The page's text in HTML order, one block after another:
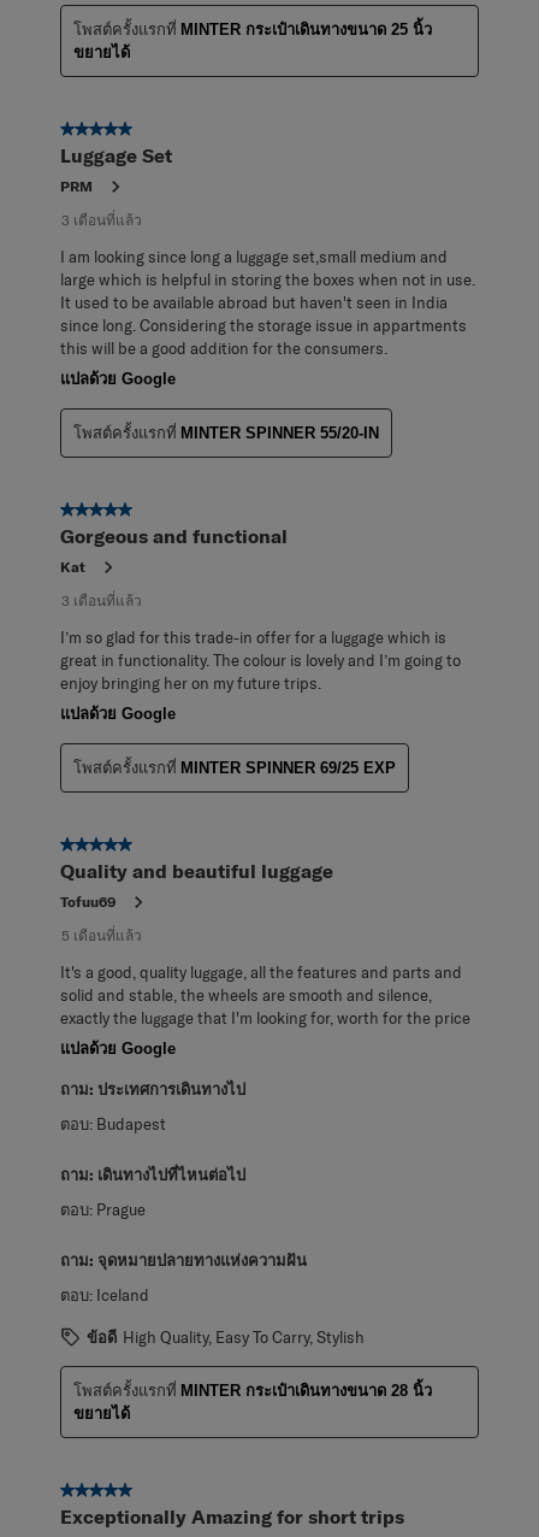
โพสต์ครั้งแรกที่ MINTER กระเป๋าเดินทางขนาด 25 นิ้ว
ขยายได้
5 จาก 5 ดาว
Luggage Set
PRM
3 เดือนที่แล้ว
I am looking since long a luggage set,small medium and
large which is helpful in storing the boxes when not in use.
It used to be available abroad but haven't seen in India
since long. Considering the storage issue in appartments
this will be a good addition for the consumers.
แปลด้วย Google
โพสต์ครั้งแรกที่ MINTER SPINNER 55/20-IN
5 จาก 5 ดาว
Gorgeous and functional
Kat
3 เดือนที่แล้ว
I’m so glad for this trade-in offer for a luggage which is
great in functionality. The colour is lovely and I’m going to
enjoy bringing her on my future trips.
แปลด้วย Google
โพสต์ครั้งแรกที่ MINTER SPINNER 69/25 EXP
5 จาก 5 ดาว
Quality and beautiful luggage
Tofuu69
5 เดือนที่แล้ว
It's a good, quality luggage, all the features and parts and
solid and stable, the wheels are smooth and silence,
exactly the luggage that I'm looking for, worth for the price
แปลด้วย Google
ถาม: ประเทศการเดินทางไป
ตอบ: Budapest
ถาม: เดินทางไปที่ไหนต่อไป
ตอบ: Prague
ถาม: จุดหมายปลายทางแห่งความฝัน
ตอบ: Iceland
ข้อดี High Quality, Easy To Carry, Stylish
โพสต์ครั้งแรกที่ MINTER กระเป๋าเดินทางขนาด 28 นิ้ว
ขยายได้
5 จาก 5 ดาว
Exceptionally Amazing for short trips